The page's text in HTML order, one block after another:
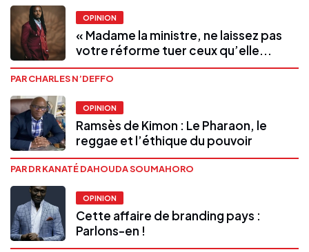
OPINION
« Madame la ministre, ne laissez pas
votre réforme tuer ceux qu’elle...
PAR CHARLES N’DEFFO
OPINION
Ramsès de Kimon : Le Pharaon, le
reggae et l’éthique du pouvoir
PAR DR KANATÉ DAHOUDA SOUMAHORO
OPINION
Cette affaire de branding pays :
Parlons-en !